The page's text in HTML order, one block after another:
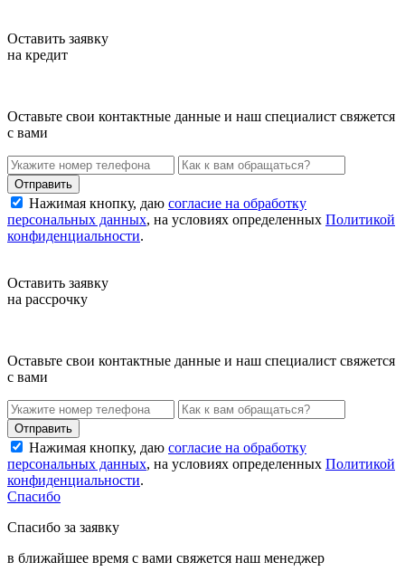
Оставить заявку
на кредит
Оставьте свои контактные данные и наш специалист свяжется
с вами
Нажимая кнопку, даю согласие на обработку
персональных данных, на условиях определенных Политикой
конфиденциальности.
Оставить заявку
на рассрочку
Оставьте свои контактные данные и наш специалист свяжется
с вами
Нажимая кнопку, даю согласие на обработку
персональных данных, на условиях определенных Политикой
конфиденциальности.
Спасибо
Спасибо за заявку
в ближайшее время с вами свяжется наш менеджер